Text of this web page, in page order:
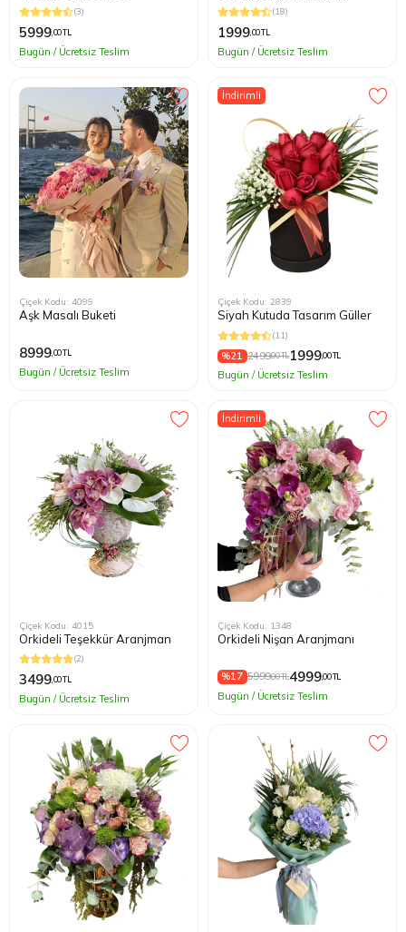
(3)
5999,00 TL
Bugün / Ücretsiz Teslim
(18)
1999,00 TL
Bugün / Ücretsiz Teslim
Çiçek Kodu: 4099
Aşk Masalı Buketi
8999,00 TL
Bugün / Ücretsiz Teslim
İndirimli
Çiçek Kodu: 2839
Siyah Kutuda Tasarım Güller
(11)
%21 2499,00 TL1999,00 TL
Bugün / Ücretsiz Teslim
Çiçek Kodu: 4015
Orkideli Teşekkür Aranjman
(2)
3499,00 TL
Bugün / Ücretsiz Teslim
İndirimli
Çiçek Kodu: 1348
Orkideli Nişan Aranjmanı
%17 5999,00 TL4999,00 TL
Bugün / Ücretsiz Teslim